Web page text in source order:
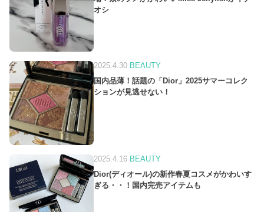
オシ
2025.4.30 BEAUTY
国内品薄！話題の「Dior」2025サマーコレク
ションが見逃せない！
2025.4.16 BEAUTY
Dior(ディオール)の新作春夏コスメがかわいす
ぎる・・！国内完売アイテムも